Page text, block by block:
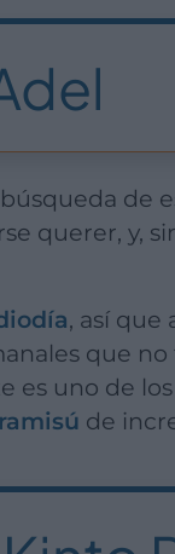
búsqueda de
querer, y,
, así que
que
es uno de
de